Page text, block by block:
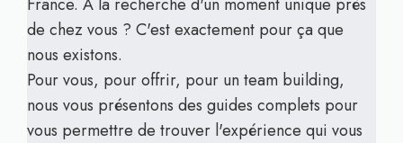
de chez vous ? C'est exactement pour ça que
nous existons.
Pour vous, pour offrir, pour un team building,
nous vous présentons des guides complets pour
vous permettre de trouver l'expérience qui vous